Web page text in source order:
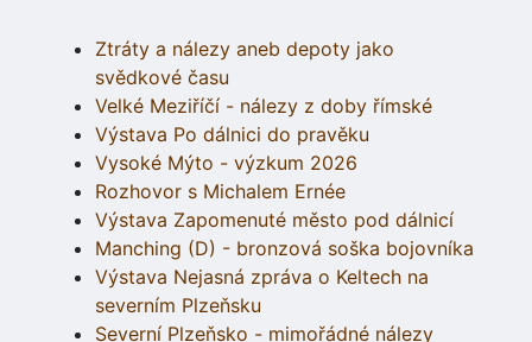
Ztráty a nálezy aneb depoty jako
svědkové času
Velké Meziříčí - nálezy z doby římské
Výstava Po dálnici do pravěku
Vysoké Mýto - výzkum 2026
Rozhovor s Michalem Ernée
Výstava Zapomenuté město pod dálnicí
Manching (D) - bronzová soška bojovníka
Výstava Nejasná zpráva o Keltech na
severním Plzeňsku
Severní Plzeňsko - mimořádné nálezy